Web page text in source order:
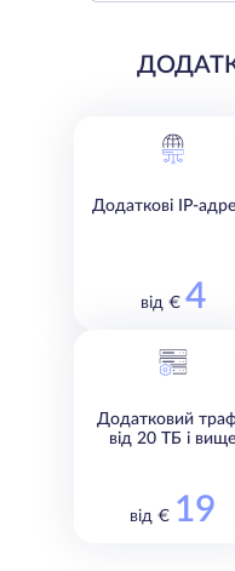
Додаткові IP-
від € 4
Додатковий
від 20 ТБ і вище
від € 19